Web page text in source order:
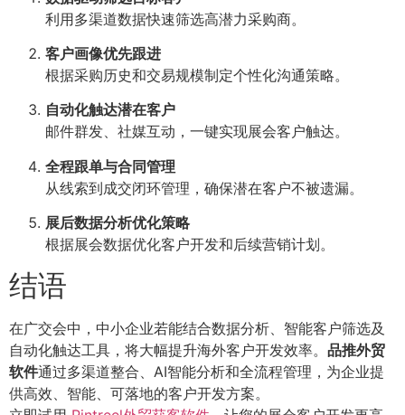
利用多渠道数据快速筛选高潜力采购商。
客户画像优先跟进
根据采购历史和交易规模制定个性化沟通策略。
自动化触达潜在客户
邮件群发、社媒互动，一键实现展会客户触达。
全程跟单与合同管理
从线索到成交闭环管理，确保潜在客户不被遗漏。
展后数据分析优化策略
根据展会数据优化客户开发和后续营销计划。
结语
在广交会中，中小企业若能结合数据分析、智能客户筛选及
自动化触达工具，将大幅提升海外客户开发效率。 品推外贸
软件通过多渠道整合、AI智能分析和全流程管理，为企业提
供高效、智能、可落地的客户开发方案。